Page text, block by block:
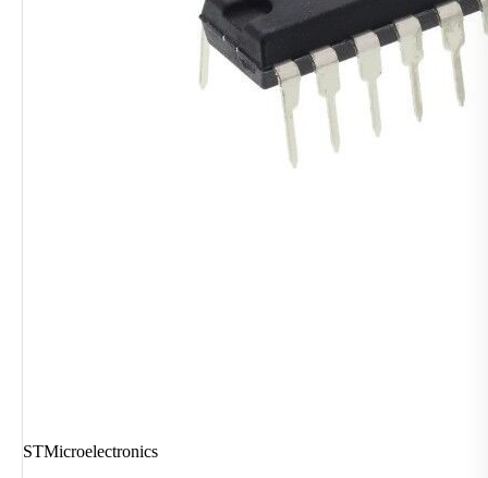
STMicroelectronics